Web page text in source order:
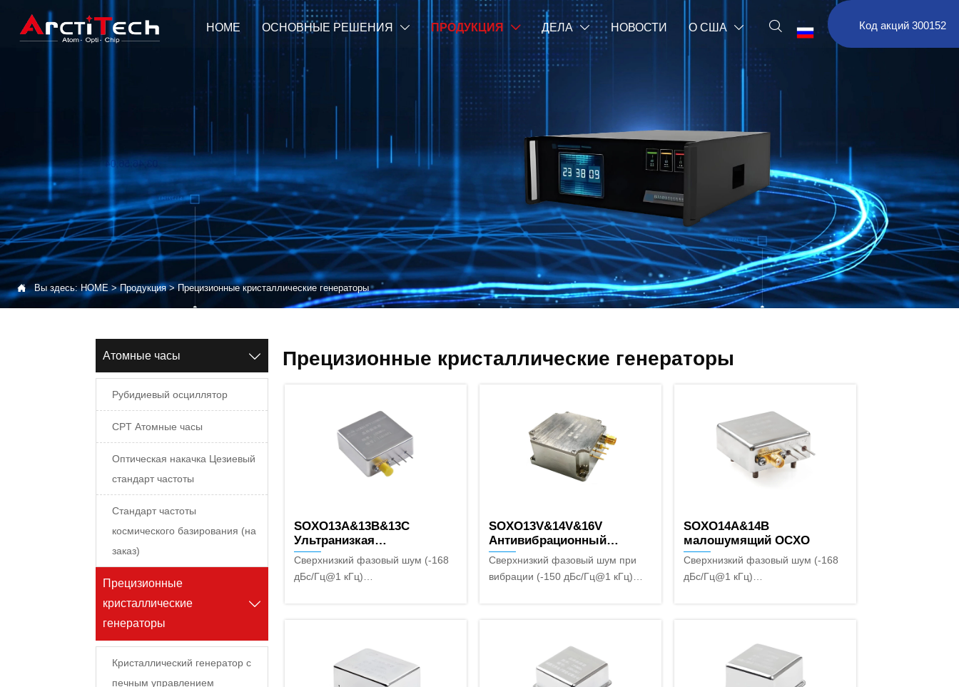
HOME ОСНОВНЫЕ РЕШЕНИЯ  ПРОДУКЦИЯ  ДЕЛА  НОВОСТИ О США   
Код акций 300152
 Вы здесь:HOME>Продукция>Прецизионные кристаллические генераторы
Атомные часы 
Рубидиевый осциллятор
CPT Атомные часы
Оптическая накачка Цезиевый
стандарт частоты
Стандарт частоты
космического базирования (на
заказ)
Прецизионные
кристаллические
генераторы

Кристаллический генератор с
печным управлением
Прецизионные кристаллические генераторы
SOXO13A&13B&13C
Ультранизкая
кратковременная
стабильность OCXO
Сверхнизкий фазовый шум (-168
дБс/Гц@1 кГц)
SOXO13V&14V&16V
Антивибрационный
малошумный OCXO
Сверхнизкий фазовый шум при
вибрации (-150 дБс/Гц@1 кГц)
SOXO14A&14B
малошумящий OCXO
Сверхнизкий фазовый шум (-168
дБс/Гц@1 кГц)